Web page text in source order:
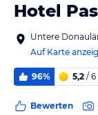
Hotel
Untere
Auf Karte
96% 5,2 / 6
Bewerten